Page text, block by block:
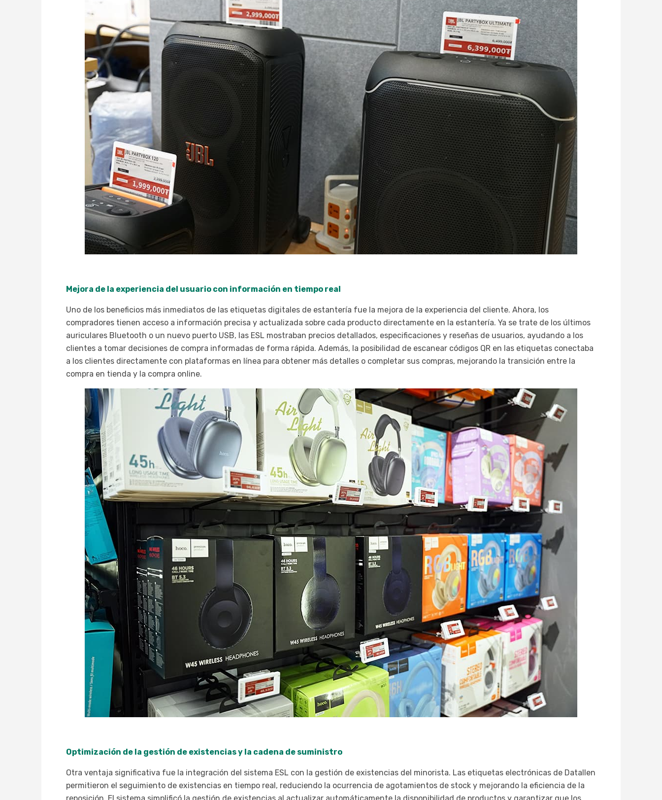
Mejora de la experiencia del usuario con información en tiempo real
Uno de los beneficios más inmediatos de las etiquetas digitales de estantería fue la mejora de la experiencia del cliente. Ahora, los
compradores tienen acceso a información precisa y actualizada sobre cada producto directamente en la estantería. Ya se trate de los últimos
auriculares Bluetooth o un nuevo puerto USB, las ESL mostraban precios detallados, especificaciones y reseñas de usuarios, ayudando a los
clientes a tomar decisiones de compra informadas de forma rápida. Además, la posibilidad de escanear códigos QR en las etiquetas conectaba
a los clientes directamente con plataformas en línea para obtener más detalles o completar sus compras, mejorando la transición entre la
compra en tienda y la compra online.
Optimización de la gestión de existencias y la cadena de suministro
Otra ventaja significativa fue la integración del sistema ESL con la gestión de existencias del minorista. Las etiquetas electrónicas de Datallen
permitieron el seguimiento de existencias en tiempo real, reduciendo la ocurrencia de agotamientos de stock y mejorando la eficiencia de la